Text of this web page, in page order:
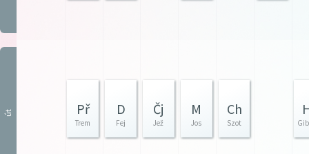
út Př
Trem
D
Fej
Čj
Jež
M
Jos
Ch
Szot